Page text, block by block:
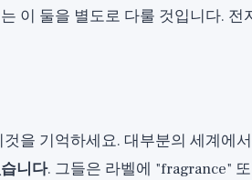
이 둘을 별도로 다룰 것입니다. 전
을 기억하세요. 대부분의 세계에
니다. 그들은 라벨에 "fragrance"